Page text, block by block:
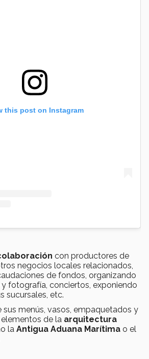
this post on Instagram
con productores de
negocios locales relacionados,
de fondos, organizando
fotografía, conciertos, exponiendo
sucursales, etc.
sus menús, vasos, empaquetados y
de la arquitectura
la Antigua Aduana Marítima o el